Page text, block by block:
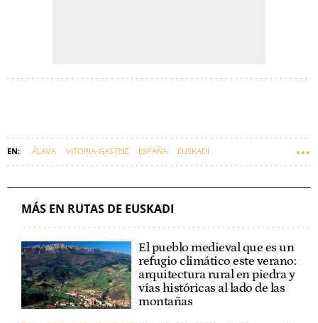
ÁLAVA VITORIA-GASTEIZ ESPAÑA EUSKADI
MÁS EN RUTAS DE EUSKADI
El pueblo medieval que es un
refugio climático este verano:
arquitectura rural en piedra y
vías históricas al lado de las
montañas